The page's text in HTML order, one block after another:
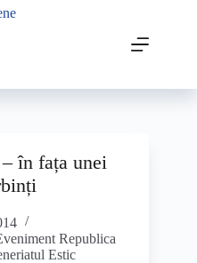
în fața unei
Republica
Estic